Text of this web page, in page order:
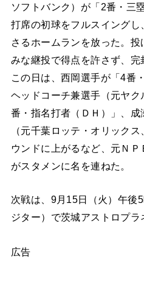
ソフトバンク）が「2番・三
打席の初球をフルスイング
さるホームランを放った。
みな継投で得点を許さず、完
この日は、西岡選手が「4番
ヘッドコーチ兼選手（元ヤ
番・指名打者（ＤＨ）」、
（元千葉ロッテ・オリック
ウンドに上がるなど、元Ｎ
がスタメンに名を連ねた。
次戦は、9月15日（火）午後
ジター）で茨城アストロプラ
広告